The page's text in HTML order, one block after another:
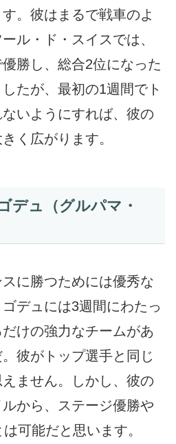
。彼はまるで戦車のよ
ル・ド・スイスでは、
勝し、総合2位になった
たが、最初の1週間でト
いようにすれば、彼の
く広がります。
ュ（グルパマ・
に勝つためには優秀な
デュには3週間にわたっ
けの強力なチームがあ
彼がトップ選手と同じ
ません。しかし、彼の
から、ステージ優勝や
可能だと思います。